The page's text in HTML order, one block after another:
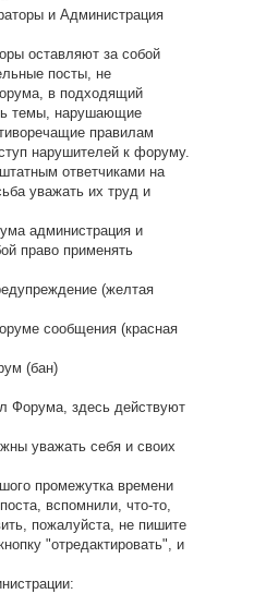
и Администрация
оставляют за собой
посты, не
в подходящий
темы, нарушающие
правилам
нарушителей к форуму.
ответчиками на
уважать их труд и
администрация и
право применять
(желтая
сообщения (красная
(бан)
Форума, здесь действуют
уважать себя и своих
промежутка времени
вспомнили, что-то,
пожалуйста, не пишите
"отредактировать", и